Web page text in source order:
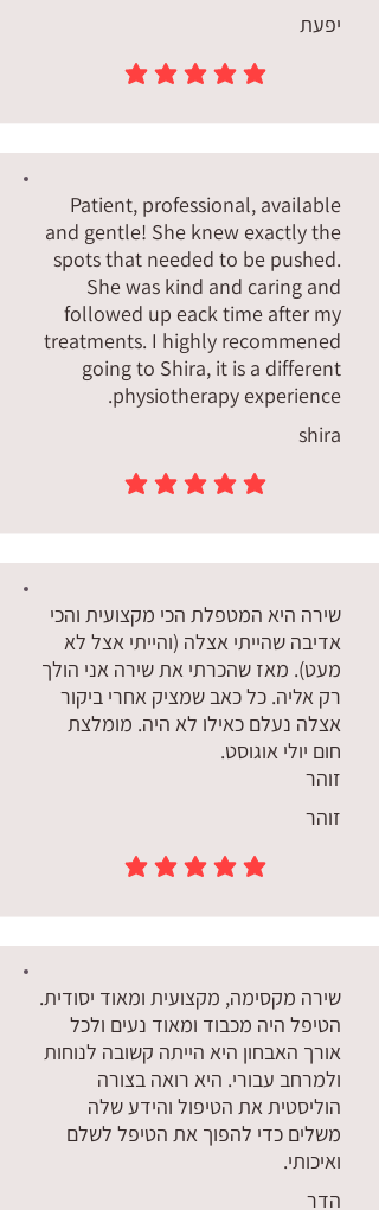
יפעת
הדירוג הממוצא הוא 5 מתוך 5
Patient, professional, available
and gentle! She knew exactly the
spots that needed to be pushed.
She was kind and caring and
followed up eack time after my
treatments. I highly recommened
going to Shira, it is a different
physiotherapy experience.
shira
הדירוג הממוצא הוא 5 מתוך 5
שירה היא המטפלת הכי מקצועית והכי
אדיבה שהייתי אצלה (והייתי אצל לא
מעט). מאז שהכרתי את שירה אני הולך
רק אליה. כל כאב שמציק אחרי ביקור
אצלה נעלם כאילו לא היה. מומלצת
חום יולי אוגוסט.
זוהר
זוהר
הדירוג הממוצא הוא 5 מתוך 5
שירה מקסימה, מקצועית ומאוד יסודית.
הטיפל היה מכבוד ומאוד נעים ולכל
אורך האבחון היא הייתה קשובה לנוחות
ולמרחב עבורי. היא רואה בצורה
הוליסטית את הטיפול והידע שלה
משלים כדי להפוך את הטיפל לשלם
ואיכותי.
הדר